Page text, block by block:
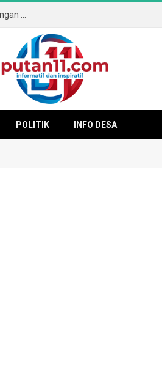
POLITIK INFO DESA